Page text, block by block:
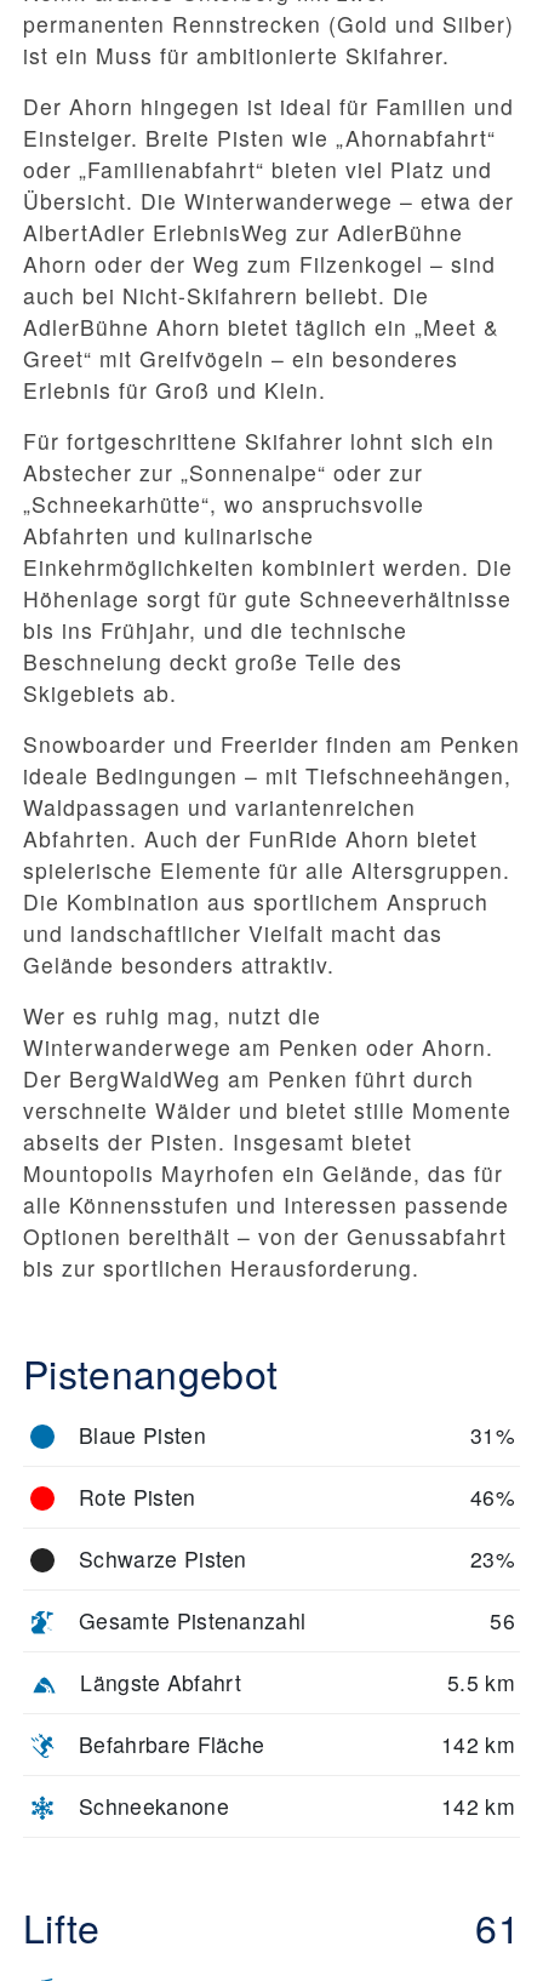
permanenten Rennstrecken (Gold und Silber)
ist ein Muss für ambitionierte Skifahrer.
Der Ahorn hingegen ist ideal für Familien und
Einsteiger. Breite Pisten wie „Ahornabfahrt“
oder „Familienabfahrt“ bieten viel Platz und
Übersicht. Die Winterwanderwege – etwa der
AlbertAdler ErlebnisWeg zur AdlerBühne
Ahorn oder der Weg zum Filzenkogel – sind
auch bei Nicht-Skifahrern beliebt. Die
AdlerBühne Ahorn bietet täglich ein „Meet &
Greet“ mit Greifvögeln – ein besonderes
Erlebnis für Groß und Klein.
Für fortgeschrittene Skifahrer lohnt sich ein
Abstecher zur „Sonnenalpe“ oder zur
„Schneekarhütte“, wo anspruchsvolle
Abfahrten und kulinarische
Einkehrmöglichkeiten kombiniert werden. Die
Höhenlage sorgt für gute Schneeverhältnisse
bis ins Frühjahr, und die technische
Beschneiung deckt große Teile des
Skigebiets ab.
Snowboarder und Freerider finden am Penken
ideale Bedingungen – mit Tiefschneehängen,
Waldpassagen und variantenreichen
Abfahrten. Auch der FunRide Ahorn bietet
spielerische Elemente für alle Altersgruppen.
Die Kombination aus sportlichem Anspruch
und landschaftlicher Vielfalt macht das
Gelände besonders attraktiv.
Wer es ruhig mag, nutzt die
Winterwanderwege am Penken oder Ahorn.
Der BergWaldWeg am Penken führt durch
verschneite Wälder und bietet stille Momente
abseits der Pisten. Insgesamt bietet
Mountopolis Mayrhofen ein Gelände, das für
alle Könnensstufen und Interessen passende
Optionen bereithält – von der Genussabfahrt
bis zur sportlichen Herausforderung.
Pistenangebot
Blaue Pisten 31%
Rote Pisten 46%
Schwarze Pisten 23%
Gesamte Pistenanzahl 56
Längste Abfahrt 5.5 km
Befahrbare Fläche 142 km
Schneekanone 142 km
Lifte 61